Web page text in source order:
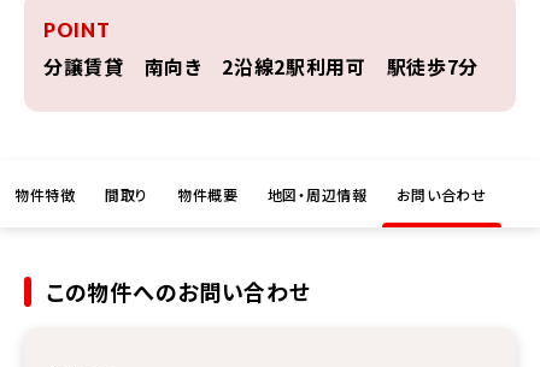
POINT
分譲賃貸 南向き 2沿線2駅利用可 駅徒歩7分
物件特徴 間取り 物件概要 地図・周辺情報 お問い合わせ
この物件へのお問い合わせ